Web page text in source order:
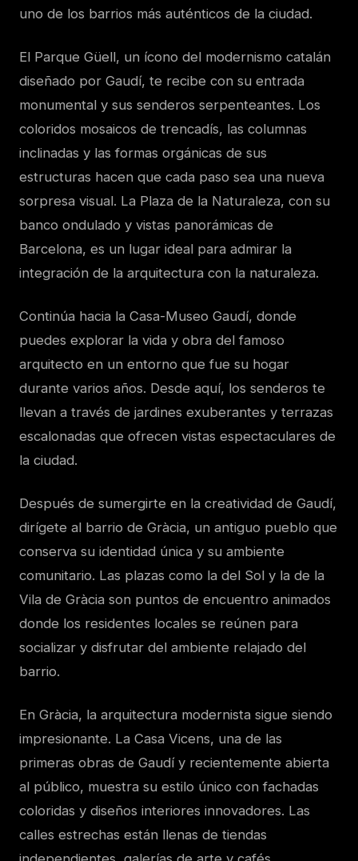
uno de los barrios más auténticos de la ciudad.
El Parque Güell, un ícono del modernismo catalán
diseñado por Gaudí, te recibe con su entrada
monumental y sus senderos serpenteantes. Los
coloridos mosaicos de trencadís, las columnas
inclinadas y las formas orgánicas de sus
estructuras hacen que cada paso sea una nueva
sorpresa visual. La Plaza de la Naturaleza, con su
banco ondulado y vistas panorámicas de
Barcelona, es un lugar ideal para admirar la
integración de la arquitectura con la naturaleza.
Continúa hacia la Casa-Museo Gaudí, donde
puedes explorar la vida y obra del famoso
arquitecto en un entorno que fue su hogar
durante varios años. Desde aquí, los senderos te
llevan a través de jardines exuberantes y terrazas
escalonadas que ofrecen vistas espectaculares de
la ciudad.
Después de sumergirte en la creatividad de Gaudí,
dirígete al barrio de Gràcia, un antiguo pueblo que
conserva su identidad única y su ambiente
comunitario. Las plazas como la del Sol y la de la
Vila de Gràcia son puntos de encuentro animados
donde los residentes locales se reúnen para
socializar y disfrutar del ambiente relajado del
barrio.
En Gràcia, la arquitectura modernista sigue siendo
impresionante. La Casa Vicens, una de las
primeras obras de Gaudí y recientemente abierta
al público, muestra su estilo único con fachadas
coloridas y diseños interiores innovadores. Las
calles estrechas están llenas de tiendas